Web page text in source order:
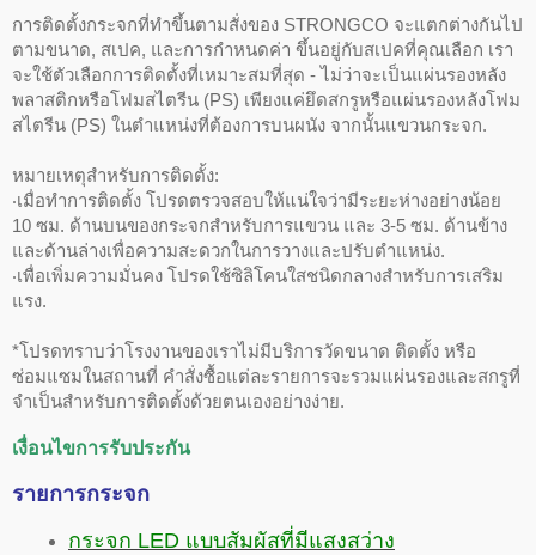
การติดตั้งกระจกที่ทำขึ้นตามสั่งของ STRONGCO จะแตกต่างกันไป
ตามขนาด, สเปค, และการกำหนดค่า ขึ้นอยู่กับสเปคที่คุณเลือก เรา
จะใช้ตัวเลือกการติดตั้งที่เหมาะสมที่สุด - ไม่ว่าจะเป็นแผ่นรองหลัง
พลาสติกหรือโฟมสไตรีน (PS) เพียงแค่ยึดสกรูหรือแผ่นรองหลังโฟม
สไตรีน (PS) ในตำแหน่งที่ต้องการบนผนัง จากนั้นแขวนกระจก.
หมายเหตุสำหรับการติดตั้ง:
‧เมื่อทำการติดตั้ง โปรดตรวจสอบให้แน่ใจว่ามีระยะห่างอย่างน้อย
10 ซม. ด้านบนของกระจกสำหรับการแขวน และ 3-5 ซม. ด้านข้าง
และด้านล่างเพื่อความสะดวกในการวางและปรับตำแหน่ง.
‧เพื่อเพิ่มความมั่นคง โปรดใช้ซิลิโคนใสชนิดกลางสำหรับการเสริม
แรง.
*โปรดทราบว่าโรงงานของเราไม่มีบริการวัดขนาด ติดตั้ง หรือ
ซ่อมแซมในสถานที่ คำสั่งซื้อแต่ละรายการจะรวมแผ่นรองและสกรูที่
จำเป็นสำหรับการติดตั้งด้วยตนเองอย่างง่าย.
เงื่อนไขการรับประกัน
รายการกระจก
กระจก LED แบบสัมผัสที่มีแสงสว่าง